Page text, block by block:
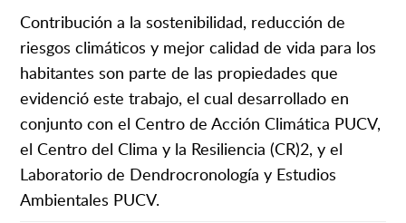
Contribución a la sostenibilidad, reducción de
riesgos climáticos y mejor calidad de vida para los
habitantes son parte de las propiedades que
evidenció este trabajo, el cual desarrollado en
conjunto con el Centro de Acción Climática PUCV,
el Centro del Clima y la Resiliencia (CR)2, y el
Laboratorio de Dendrocronología y Estudios
Ambientales PUCV.